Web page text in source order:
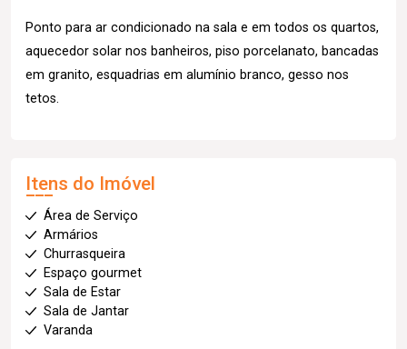
Ponto para ar condicionado na sala e em todos os quartos,
aquecedor solar nos banheiros, piso porcelanato, bancadas
em granito, esquadrias em alumínio branco, gesso nos
tetos.
Itens do Imóvel
Área de Serviço
Armários
Churrasqueira
Espaço gourmet
Sala de Estar
Sala de Jantar
Varanda